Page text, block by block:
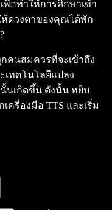
พื่อทำให้การศึกษาเข้า
ห้ดวงตาของคุณได้พัก
คนสมควรที่จะเข้าถึง
เทคโนโลยีแปลง
นเกิดขึ้น ดังนั้น หยิบ
รื่องมือ TTS และเริ่ม